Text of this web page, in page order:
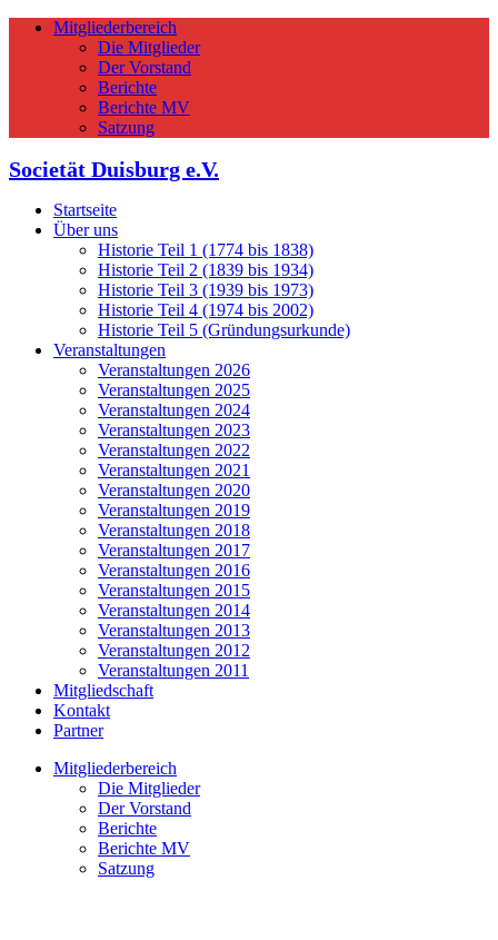
Mitgliederbereich
Die Mitglieder
Der Vorstand
Berichte
Berichte MV
Satzung
Societät Duisburg e.V.
Startseite
Über uns
Historie Teil 1 (1774 bis 1838)
Historie Teil 2 (1839 bis 1934)
Historie Teil 3 (1939 bis 1973)
Historie Teil 4 (1974 bis 2002)
Historie Teil 5 (Gründungsurkunde)
Veranstaltungen
Veranstaltungen 2026
Veranstaltungen 2025
Veranstaltungen 2024
Veranstaltungen 2023
Veranstaltungen 2022
Veranstaltungen 2021
Veranstaltungen 2020
Veranstaltungen 2019
Veranstaltungen 2018
Veranstaltungen 2017
Veranstaltungen 2016
Veranstaltungen 2015
Veranstaltungen 2014
Veranstaltungen 2013
Veranstaltungen 2012
Veranstaltungen 2011
Mitgliedschaft
Kontakt
Partner
Mitgliederbereich
Die Mitglieder
Der Vorstand
Berichte
Berichte MV
Satzung